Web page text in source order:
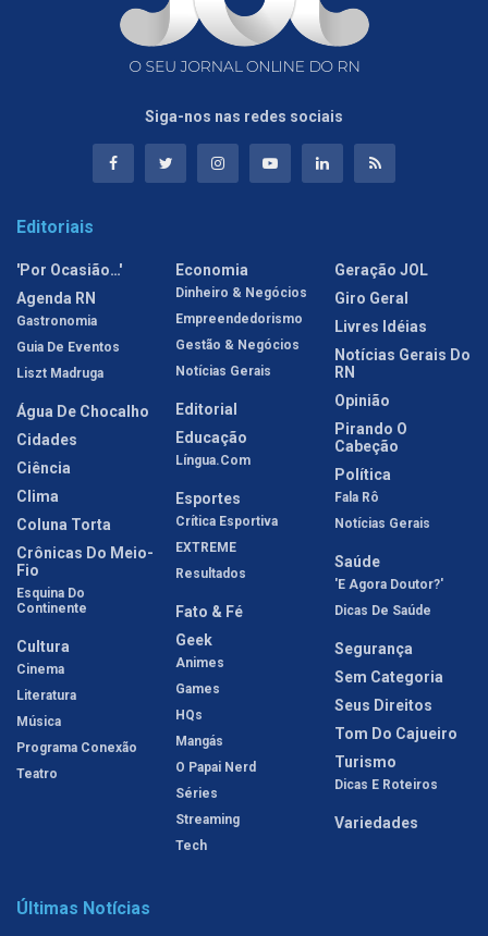
Siga-nos nas redes sociais
Editoriais
'Por Ocasião…'
Agenda RN
Gastronomia
Guia De Eventos
Liszt Madruga
Água De Chocalho
Cidades
Ciência
Clima
Coluna Torta
Crônicas Do Meio-
Fio
Esquina Do
Continente
Cultura
Cinema
Literatura
Música
Programa Conexão
Teatro
Economia
Dinheiro & Negócios
Empreendedorismo
Gestão & Negócios
Notícias Gerais
Editorial
Educação
Língua.com
Esportes
Crítica Esportiva
EXTREME
Resultados
Fato & Fé
Geek
Animes
Games
HQs
Mangás
O Papai Nerd
Séries
Streaming
Tech
Geração JOL
Giro Geral
Livres Idéias
Notícias Gerais Do
RN
Opinião
Pirando O
Cabeção
Política
Fala Rô
Notícias Gerais
Saúde
'E Agora Doutor?'
Dicas De Saúde
Segurança
Sem Categoria
Seus Direitos
Tom Do Cajueiro
Turismo
Dicas E Roteiros
Variedades
Últimas Notícias